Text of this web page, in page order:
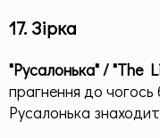
17. Зірка
"Русалонька" / "The
прагнення до чогось
Русалонька